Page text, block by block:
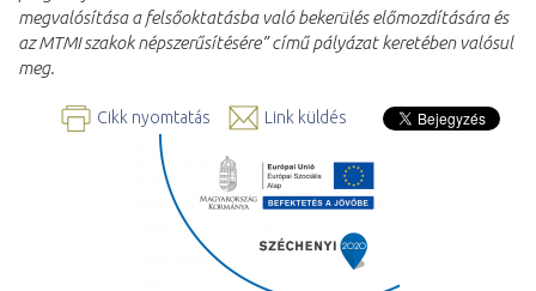
megvalósítása a felsőoktatásba való bekerülés előmozdítására és
az MTMI szakok népszerűsítésére” című pályázat keretében valósul
meg.
Cikk nyomtatás Link küldés